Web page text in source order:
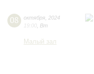
08 октября 2024
19:00 Вт
Малый зал